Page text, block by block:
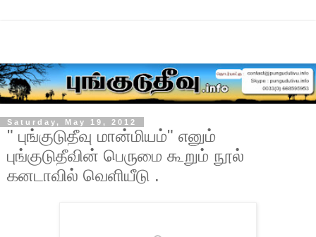
Saturday, May 19, 2012
" புங்குடுதீவு மான்மியம்" எனும்
புங்குடுதீவின் பெருமை கூறும் நூல்
கனடாவில் வெளியீடு .